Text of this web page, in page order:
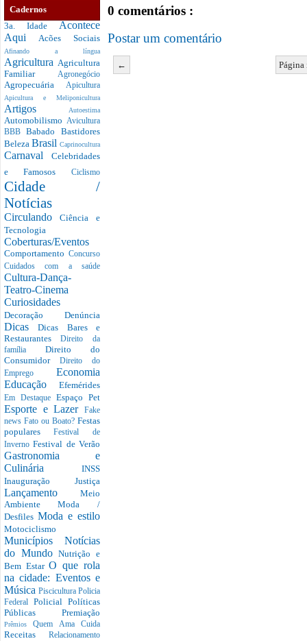
Cadernos
3a. Idade Acontece
Aqui Acões Sociais
Afinando a língua
Agricultura Agricultura
Familiar Agronegócio
Agropecuária Apicultura
Apicultura e Meliponicultura
Artigos Autoestima
Automobilismo Avicultura
BBBBabado Bastidores
Beleza Brasil Caprinocultura
Carnaval Celebridades
e Famosos Ciclismo
Cidade /
Notícias
CirculandoCiência e
Tecnologia
Coberturas/Eventos
Comportamento Concurso
Cuidados com a saúde
Cultura-Dança-
Teatro-Cinema
Curiosidades
Decoração Denúncia
DicasDicas Bares e
RestaurantesDireito da
família Direito do
Consumidor Direito do
Emprego Economia
Educação Efemérides
Em Destaque Espaço Pet
Esporte e Lazer
Fake
news Fato ou Boato? Festas
popularesFestival de
InvernoFestival de Verão
Gastronomia e
Culinária INSS
Inauguração Justiça
Lançamento Meio
AmbienteModa /
Desfiles Moda e estilo
Motociclismo
Municípios Notícias
do MundoNutrição e
Bem EstarO que rola
na cidade: Eventos e
Música Piscicultura Policia
Federal Policial Políticas
Públicas Premiação
PrêmiosQuem Ama Cuida
Receitas Relacionamento
0 comentários :
Postar um comentário
←